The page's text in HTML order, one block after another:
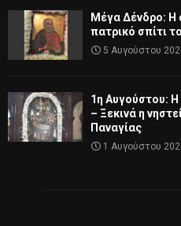
Μέγα Δένδρο: Η
πατρικό σπίτι
5 Αυγούστου
1η Αυγούστου:
– Ξεκινά η
Παναγίας
1 Αυγούστου